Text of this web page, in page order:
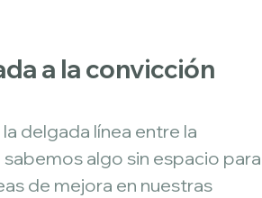
a la convicción
delgada línea entre la
algo sin espacio para
de mejora en nuestras